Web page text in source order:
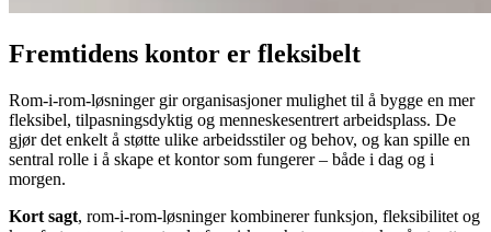
Fremtidens kontor er fleksibelt
Rom-i-rom-løsninger gir organisasjoner mulighet til å bygge en mer
fleksibel, tilpasningsdyktig og menneskesentrert arbeidsplass. De
gjør det enkelt å støtte ulike arbeidsstiler og behov, og kan spille en
sentral rolle i å skape et kontor som fungerer – både i dag og i
morgen.
Kort sagt, rom-i-rom-løsninger kombinerer funksjon, fleksibilitet og